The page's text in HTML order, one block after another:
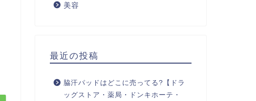
美容
最近の投稿
脇汗パッドはどこに売ってる?【ドラ
ッグストア・薬局・ドンキホーテ・